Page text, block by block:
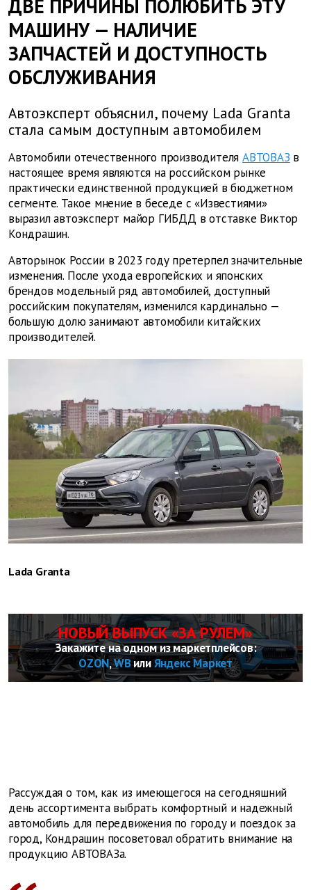
ДВЕ ПРИЧИНЫ ПОЛЮБИТЬ ЭТУ
МАШИНУ — НАЛИЧИЕ
ЗАПЧАСТЕЙ И ДОСТУПНОСТЬ
ОБСЛУЖИВАНИЯ
Автоэксперт объяснил, почему Lada Granta
стала самым доступным автомобилем
Автомобили отечественного производителя АВТОВАЗ в
настоящее время являются на российском рынке
практически единственной продукцией в бюджетном
сегменте. Такое мнение в беседе с «Известиями»
выразил автоэксперт майор ГИБДД в отставке Виктор
Кондрашин.
Авторынок России в 2023 году претерпел значительные
изменения. После ухода европейских и японских
брендов модельный ряд автомобилей, доступный
российским покупателям, изменился кардинально —
большую долю занимают автомобили китайских
производителей.
Lada Granta
НОВЫЙ ВЫПУСК «ЗА РУЛЕМ»
Закажите на одном из маркетплейсов:
OZON,WBилиЯндекс Маркет
Рассуждая о том, как из имеющегося на сегодняшний
день ассортимента выбрать комфортный и надежный
автомобиль для передвижения по городу и поездок за
город, Кондрашин посоветовал обратить внимание на
продукцию АВТОВАЗа.